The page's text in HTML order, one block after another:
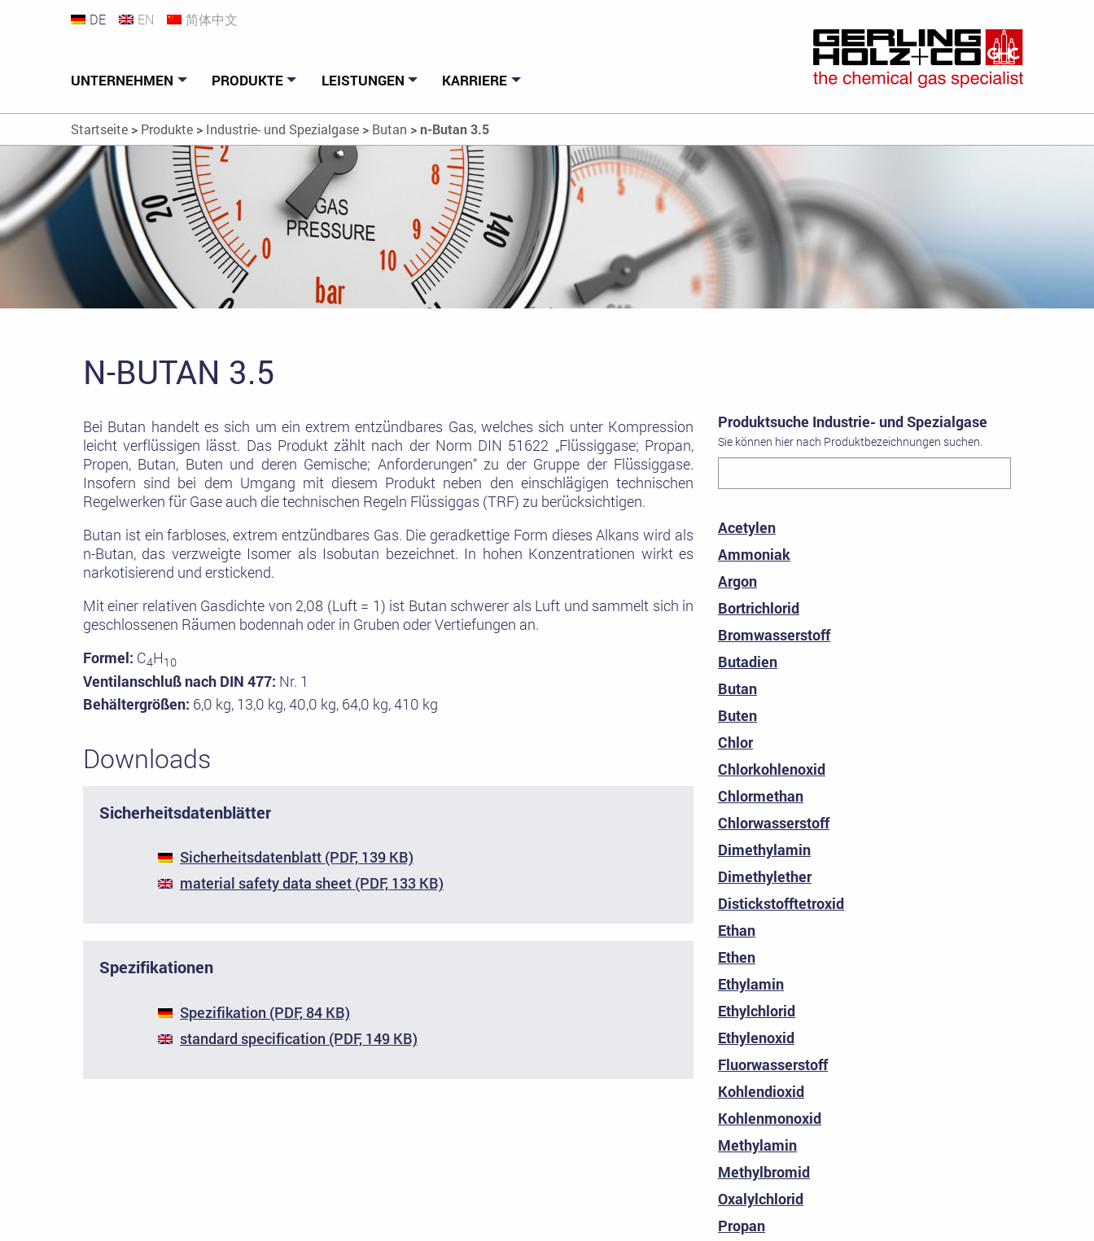
DE EN 简体中文
UNTERNEHMEN PRODUKTE LEISTUNGEN KARRIERE
Startseite> Produkte> Industrie- und Spezialgase> Butan >n-Butan 3.5
N-BUTAN 3.5
Bei Butan handelt es sich um ein extrem entzündbares Gas, welches sich unter Kompression
leicht verflüssigen lässt. Das Produkt zählt nach der Norm DIN 51622 „Flüssiggase; Propan,
Propen, Butan, Buten und deren Gemische; Anforderungen“ zu der Gruppe der Flüssiggase.
Insofern sind bei dem Umgang mit diesem Produkt neben den einschlägigen technischen
Regelwerken für Gase auch die technischen Regeln Flüssiggas (TRF) zu berücksichtigen.
Butan ist ein farbloses, extrem entzündbares Gas. Die geradkettige Form dieses Alkans wird als
n-Butan, das verzweigte Isomer als Isobutan bezeichnet. In hohen Konzentrationen wirkt es
narkotisierend und erstickend.
Mit einer relativen Gasdichte von 2,08 (Luft = 1) ist Butan schwerer als Luft und sammelt sich in
geschlossenen Räumen bodennah oder in Gruben oder Vertiefungen an.
Formel: C4H10
Ventilanschluß nach DIN 477: Nr. 1
Behältergrößen: 6,0 kg, 13,0 kg, 40,0 kg, 64,0 kg, 410 kg
Downloads
Sicherheitsdatenblätter
Sicherheitsdatenblatt (PDF, 139 KB)
material safety data sheet (PDF, 133 KB)
Spezifikationen
Spezifikation (PDF, 84 KB)
standard specification (PDF, 149 KB)
Produktsuche Industrie- und Spezialgase
Sie können hier nach Produktbezeichnungen suchen.
Acetylen
Ammoniak
Argon
Bortrichlorid
Bromwasserstoff
Butadien
Butan
Buten
Chlor
Chlorkohlenoxid
Chlormethan
Chlorwasserstoff
Dimethylamin
Dimethylether
Distickstofftetroxid
Ethan
Ethen
Ethylamin
Ethylchlorid
Ethylenoxid
Fluorwasserstoff
Kohlendioxid
Kohlenmonoxid
Methylamin
Methylbromid
Oxalylchlorid
Propan